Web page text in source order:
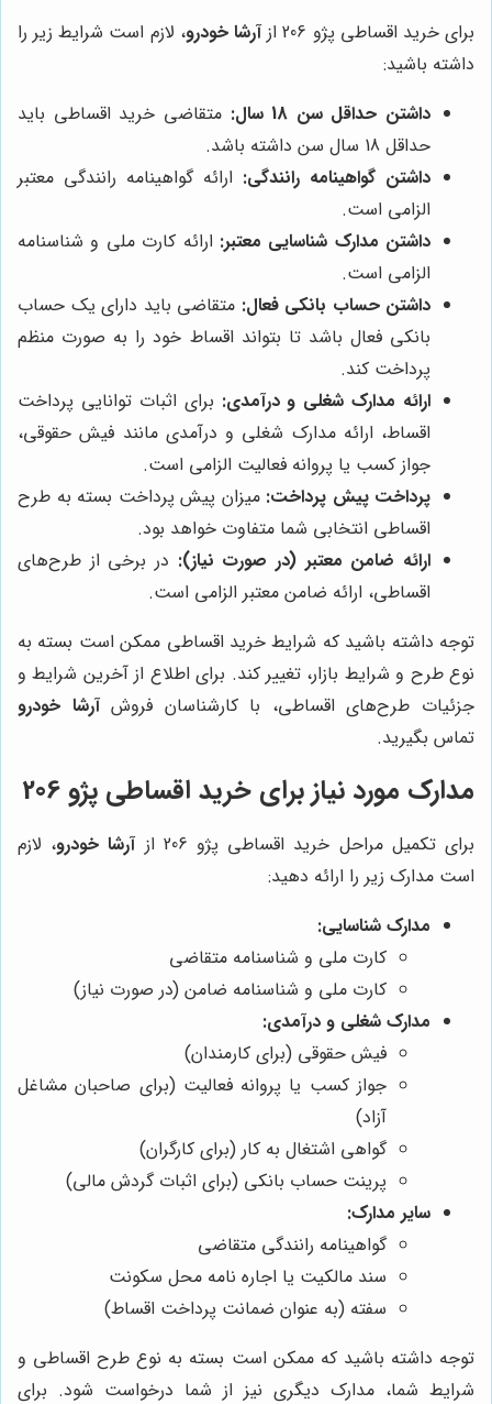
برای خرید اقساطی پژو 206 از آرشا خودرو، لازم است شرایط زیر را
داشته باشید:
داشتن حداقل سن 18 سال:
متقاضی خرید اقساطی باید
حداقل 18 سال سن داشته باشد.
داشتن گواهینامه رانندگی: ارائه گواهینامه رانندگی معتبر
الزامی است.
داشتن مدارک شناسایی معتبر: ارائه کارت ملی و شناسنامه
الزامی است.
داشتن حساب بانکی فعال: متقاضی باید دارای یک حساب
بانکی فعال باشد تا بتواند اقساط خود را به صورت منظم
پرداخت کند.
ارائه مدارک شغلی و درآمدی: برای اثبات توانایی پرداخت
اقساط، ارائه مدارک شغلی و درآمدی مانند فیش حقوقی،
جواز کسب یا پروانه فعالیت الزامی است.
پرداخت پیش پرداخت: میزان پیش پرداخت بسته به طرح
اقساطی انتخابی شما متفاوت خواهد بود.
ارائه ضامن معتبر (در صورت نیاز): در برخی از طرح‌های
اقساطی، ارائه ضامن معتبر الزامی است.
توجه داشته باشید که شرایط خرید اقساطی ممکن است بسته به
نوع طرح و شرایط بازار، تغییر کند. برای اطلاع از آخرین شرایط و
جزئیات طرح‌های اقساطی، با کارشناسان فروشآرشا خودرو
تماس بگیرید.
مدارک مورد نیاز برای خرید اقساطی پژو 206
برای تکمیل مراحل خرید اقساطی پژو 206 از آرشا خودرو، لازم
است مدارک زیر را ارائه دهید:
مدارک شناسایی:
کارت ملی و شناسنامه متقاضی
کارت ملی و شناسنامه ضامن (در صورت نیاز)
مدارک شغلی و درآمدی:
فیش حقوقی (برای کارمندان)
جواز کسب یا پروانه فعالیت (برای صاحبان مشاغل
آزاد)
گواهی اشتغال به کار (برای کارگران)
پرینت حساب بانکی (برای اثبات گردش مالی)
سایر مدارک:
گواهینامه رانندگی متقاضی
سند مالکیت یا اجاره نامه محل سکونت
سفته (به عنوان ضمانت پرداخت اقساط)
توجه داشته باشید که ممکن است بسته به نوع طرح اقساطی و
شرایط شما، مدارک دیگری نیز از شما درخواست شود. برای